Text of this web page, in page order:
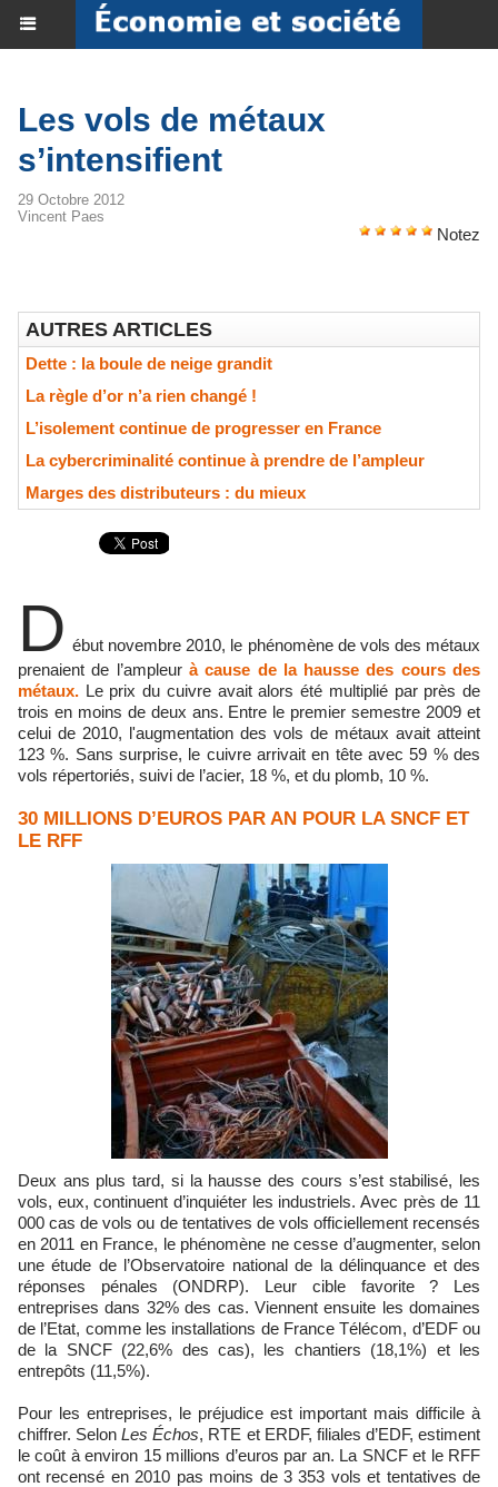
Les vols de métaux
s’intensifient
29 Octobre 2012
Vincent Paes
Notez
AUTRES ARTICLES
Dette : la boule de neige grandit
La règle d’or n’a rien changé !
L’isolement continue de progresser en France
La cybercriminalité continue à prendre de l’ampleur
Marges des distributeurs : du mieux
D ébut novembre 2010, le phénomène de vols des métaux
prenaient de l’ampleur à cause de la hausse des cours des
métaux. Le prix du cuivre avait alors été multiplié par près de
trois en moins de deux ans. Entre le premier semestre 2009 et
celui de 2010, l'augmentation des vols de métaux avait atteint
123 %. Sans surprise, le cuivre arrivait en tête avec 59 % des
vols répertoriés, suivi de l’acier, 18 %, et du plomb, 10 %.
30 MILLIONS D’EUROS PAR AN POUR LA SNCF ET
LE RFF
Deux ans plus tard, si la hausse des cours s’est stabilisé, les
vols, eux, continuent d’inquiéter les industriels. Avec près de 11
000 cas de vols ou de tentatives de vols officiellement recensés
en 2011 en France, le phénomène ne cesse d’augmenter, selon
une étude de l’Observatoire national de la délinquance et des
réponses pénales (ONDRP). Leur cible favorite ? Les
entreprises dans 32% des cas. Viennent ensuite les domaines
de l’Etat, comme les installations de France Télécom, d’EDF ou
de la SNCF (22,6% des cas), les chantiers (18,1%) et les
entrepôts (11,5%).
Pour les entreprises, le préjudice est important mais difficile à
chiffrer. SelonLes Échos, RTE et ERDF, filiales d’EDF, estiment
le coût à environ 15 millions d’euros par an. La SNCF et le RFF
ont recensé en 2010 pas moins de 3 353 vols et tentatives de